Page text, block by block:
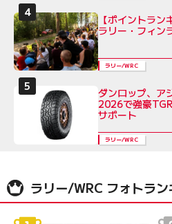
【ポイントラ
ラリー・フィン
ラリー/WRC
ダンロップ、ア
2026で強豪
サポート
ラリー/WRC
ラリー/WRC フォトラ